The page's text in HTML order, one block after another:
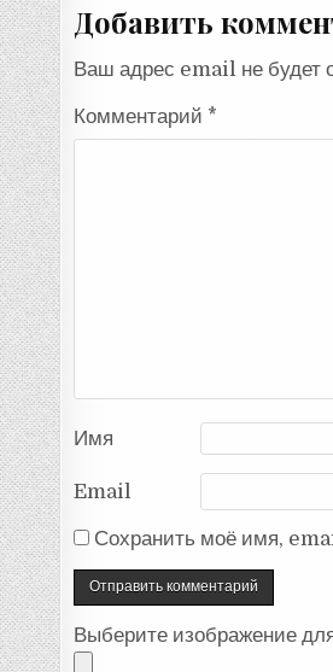
Добавить
Ваш адрес email не будет
Комментарий *
Имя
Email
Сохранить моё имя,
Выберите изображение